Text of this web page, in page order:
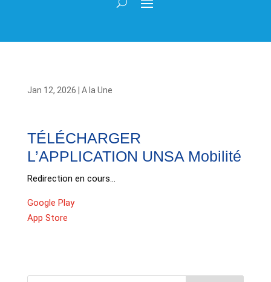
Jan 12, 2026 A la Une
TÉLÉCHARGER
L’APPLICATION UNSA Mobilité
Redirection en cours…
Google Play
App Store